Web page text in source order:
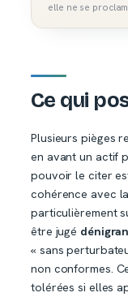
elle ne se
Ce qui
Plusieurs pièges
en avant un actif
pouvoir le citer
cohérence avec la
particulièrement
être jugé
« sans
non conformes.
tolérées si elles